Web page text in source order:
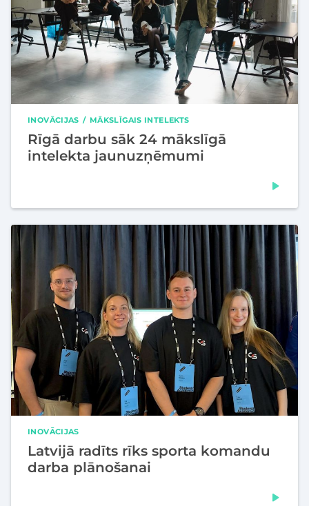
INOVĀCIJAS MĀKSLĪGAIS INTELEKTS
Rīgā darbu sāk 24 mākslīgā
intelekta jaunuzņēmumi
INOVĀCIJAS
Latvijā radīts rīks sporta komandu
darba plānošanai